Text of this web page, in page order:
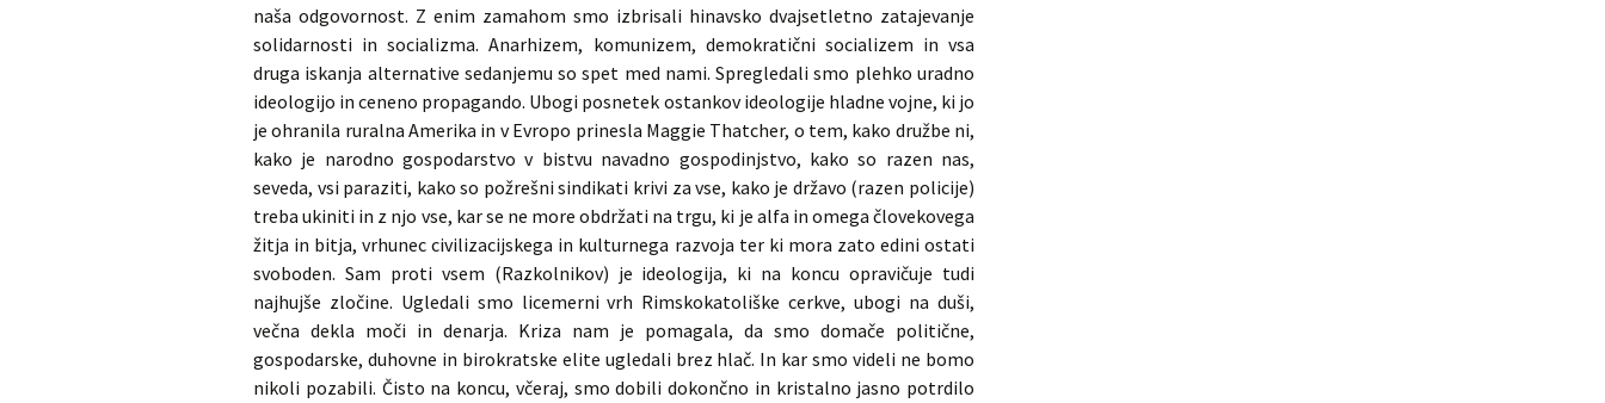
naša odgovornost. Z enim zamahom smo izbrisali hinavsko dvajsetletno zatajevanje
solidarnosti in socializma. Anarhizem, komunizem, demokratični socializem in vsa
druga iskanja alternative sedanjemu so spet med nami. Spregledali smo plehko uradno
ideologijo in ceneno propagando. Ubogi posnetek ostankov ideologije hladne vojne, ki jo
je ohranila ruralna Amerika in v Evropo prinesla Maggie Thatcher, o tem, kako družbe ni,
kako je narodno gospodarstvo v bistvu navadno gospodinjstvo, kako so razen nas,
seveda, vsi paraziti, kako so požrešni sindikati krivi za vse, kako je državo (razen policije)
treba ukiniti in z njo vse, kar se ne more obdržati na trgu, ki je alfa in omega človekovega
žitja in bitja, vrhunec civilizacijskega in kulturnega razvoja ter ki mora zato edini ostati
svoboden. Sam proti vsem (Razkolnikov) je ideologija, ki na koncu opravičuje tudi
najhujše zločine. Ugledali smo licemerni vrh Rimskokatoliške cerkve, ubogi na duši,
večna dekla moči in denarja. Kriza nam je pomagala, da smo domače politične,
gospodarske, duhovne in birokratske elite ugledali brez hlač. In kar smo videli ne bomo
nikoli pozabili. Čisto na koncu, včeraj, smo dobili dokončno in kristalno jasno potrdilo